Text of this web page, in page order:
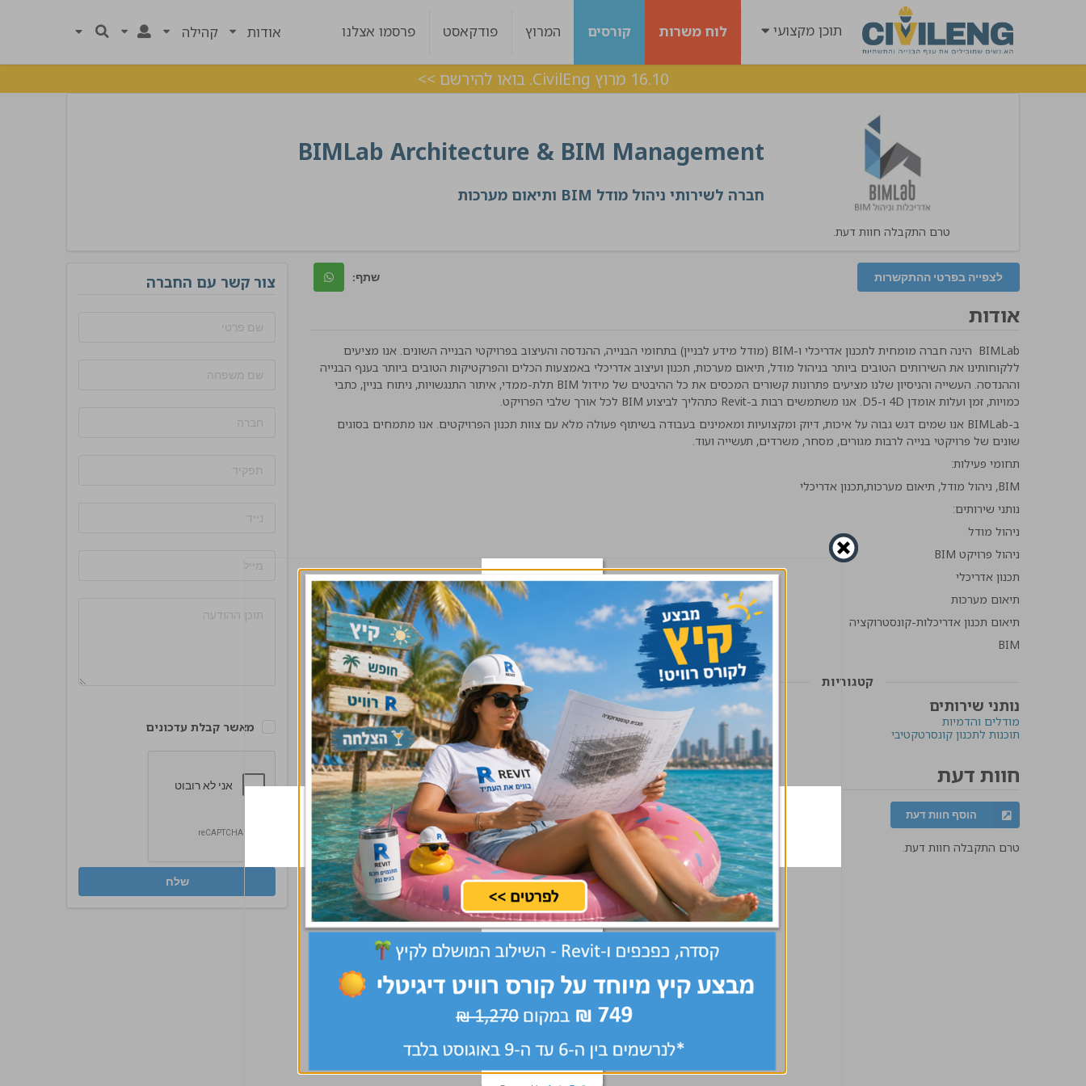
תוכן מקצועי לוח משרות קורסים המרוץ פודקאסט פרסמו אצלנו אודות קהילה
16.10 מרוץ CivilEng. בואו להירשם >>
טרם התקבלה חוות דעת.
BIMLab Architecture & BIM Management
חברה לשירותי ניהול מודל BIM ותיאום מערכות
לצפייה בפרטי ההתקשרות שתף:
אודות
BIMLab הינה חברה מומחית לתכנון אדריכלי ו-BIM (מודל מידע לבניין) בתחומי הבנייה, ההנדסה והעיצוב בפרויקטי הבנייה השונים. אנו מציעים
ללקוחותינו את השירותים הטובים ביותר בניהול מודל, תיאום מערכות, תכנון ועיצוב אדריכלי באמצעות הכלים והפרקטיקות הטובים ביותר בענף הבנייה
וההנדסה. העשייה והניסיון שלנו מציעים פתרונות קשורים המכסים את כל ההיבטים של מידול BIM תלת-ממדי, איתור התנגשויות, ניתוח בניין, כתבי
כמויות, זמן ועלות אומדן 4D ו-D5. אנו משתמשים רבות ב-Revit כתהליך לביצוע BIM לכל אורך שלבי הפרויקט.
ב-BIMLab אנו שמים דגש גבוה על איכות, דיוק ומקצועיות ומאמינים בעבודה בשיתוף פעולה מלא עם צוות תכנון הפרויקטים. אנו מתמחים בסוגים
שונים של פרויקטי בנייה לרבות מגורים, מסחר, משרדים, תעשייה ועוד.
תחומי פעילות:
BIM, ניהול מודל, תיאום מערכות,תכנון אדריכלי
נותני שירותים:
ניהול מודל
ניהול פרויקט BIM
תכנון אדריכלי
תיאום מערכות
תיאום תכנון אדריכלות-קונסטרוקציה
BIM
קטגוריות
נותני שירותים
מודלים והדמיות
תוכנות לתכנון קונסרטקטיבי
תחומי פעילות
BIM
חוות דעת
הוסף חוות דעת
טרם התקבלה חוות דעת.
צור קשר עם החברה
מאשר קבלת עדכונים